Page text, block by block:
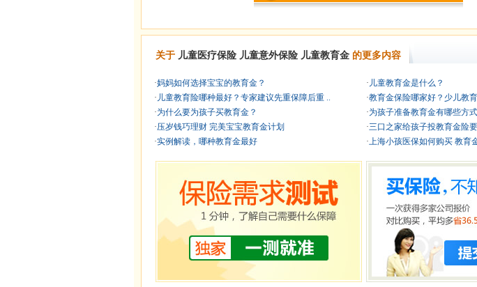
关于 儿童医疗保险 儿童意外保险 儿童教育金 的更多内容
·妈妈如何选择宝宝的教育金？
· 儿童教育险哪种最好？专家建议先重保障后重 ..
·为什么要为孩子买教育金？
·压岁钱巧理财 完美宝宝教育金计划
·实例解读，哪种教育金最好
· 儿童教育金是什么？
·教育金保险哪家好？少儿教
·为孩子准备教育金有哪些方
·三口之家给孩子投教育金险
·上海小孩医保如何购买 教育